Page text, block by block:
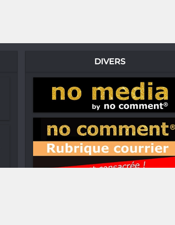
DIVERS